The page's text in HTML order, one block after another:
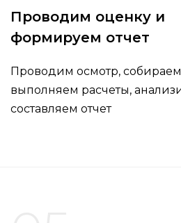
Проводим оценку и
формируем отчет
Проводим осмотр,
выполняем расчеты,
составляем отчет